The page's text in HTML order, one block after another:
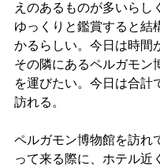
えのあるものが多いらし
ゆっくりと鑑賞すると結
かるらしい。今日は時間
その隣にあるペルガモン
を運びたい。今日は合計
訪れる。
ペルガモン博物館を訪れ
って来る際に、ホテル近